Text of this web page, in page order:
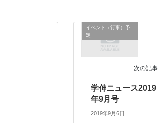
イベント（行事）予
定
次の記事
学伸ニュース2019
年9月号
2019年9月6日